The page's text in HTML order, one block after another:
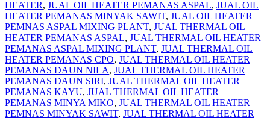
HEATER, JUAL OIL HEATER PEMANAS ASPAL, JUAL OIL
HEATER PEMANAS MINYAK SAWIT, JUAL OIL HEATER
PEMNAS ASPAL MIXING PLANT, JUAL THERMAL OIL
HEATER PEMANAS ASPAL, JUAL THERMAL OIL HEATER
PEMANAS ASPAL MIXING PLANT, JUAL THERMAL OIL
HEATER PEMANAS CPO, JUAL THERMAL OIL HEATER
PEMANAS DAUN NILA, JUAL THERMAL OIL HEATER
PEMANAS DAUN SIRI, JUAL THERMAL OIL HEATER
PEMANAS KAYU, JUAL THERMAL OIL HEATER
PEMANAS MINYA MIKO, JUAL THERMAL OIL HEATER
PEMNAS MINYAK SAWIT, JUAL THERMAL OIL HEATER